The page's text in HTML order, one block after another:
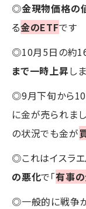
◎金現物価格の
る金のETFです
◎10月5日の約
まで一時上昇し
◎9月下旬から
に金が売られま
の状況でも金が
◎これはイスラ
の悪化で「有事
◎一般的に戦争が